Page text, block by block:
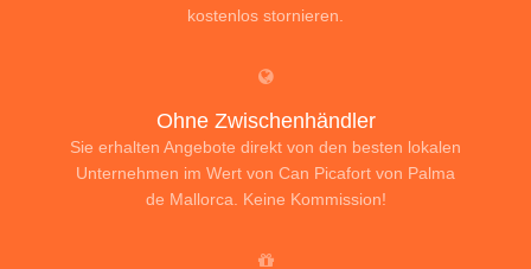
kostenlos stornieren.
Ohne Zwischenhändler
Sie erhalten Angebote direkt von den besten lokalen
Unternehmen im Wert von Can Picafort von Palma
de Mallorca. Keine Kommission!